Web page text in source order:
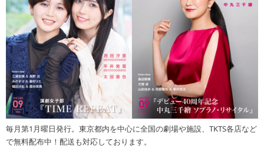
毎月第1月曜日発行。東京都内を中心に全国の劇場や施設、TKTS各店など
で無料配布中！配送も対応しております。